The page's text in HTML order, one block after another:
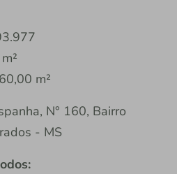
m²
N° 160, Bairro
- MS